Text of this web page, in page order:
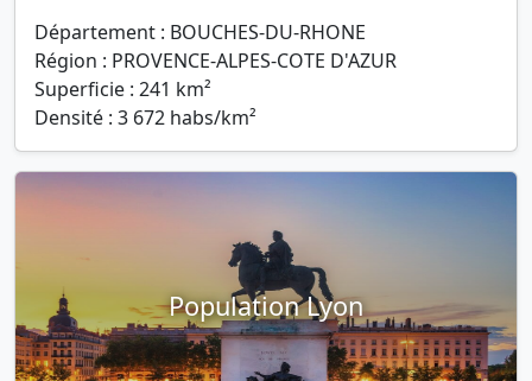
Département : BOUCHES-DU-RHONE
Région : PROVENCE-ALPES-COTE D'AZUR
Superficie : 241 km²
Densité : 3 672 habs/km²
Population Lyon